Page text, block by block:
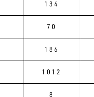
134
70
186
1012
8